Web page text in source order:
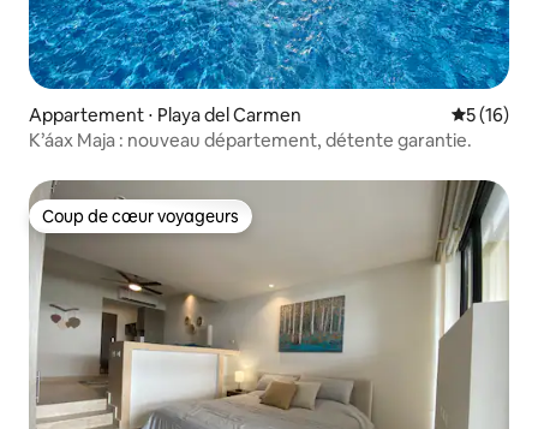
Appartement ⋅ Playa del Carmen
5 (16)
K’áax Maja : nouveau département, détente garantie.
Coup de cœur voyageurs
Coup de cœur voyageurs